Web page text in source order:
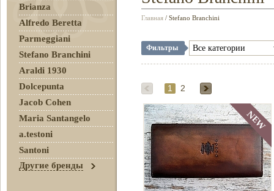
Главная / Stefano Branchini
Фильтры
1 2
Brianza
Alfredo Beretta
Parmeggiani
Stefano Branchini
Araldi 1930
Dolcepunta
Jacob Cohen
Maria Santangelo
a.testoni
Santoni
Другие бренды